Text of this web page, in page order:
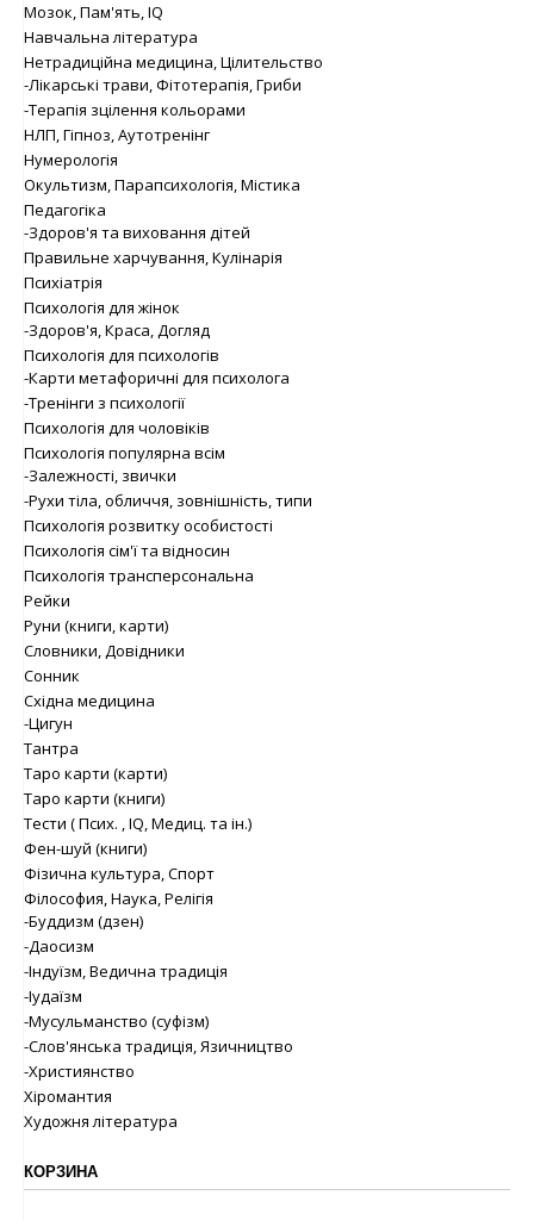
Мозок, Пам'ять, IQ
Навчальна література
Нетрадиційна медицина, Цілительство
-Лікарські трави, Фітотерапія, Гриби
-Терапія зцілення кольорами
НЛП, Гіпноз, Аутотренінг
Нумерологія
Окультизм, Парапсихологія, Містика
Педагогіка
-Здоров'я та виховання дітей
Правильне харчування, Кулінарія
Психіатрія
Психологія для жінок
-Здоров'я, Краса, Догляд
Психологія для психологів
-Карти метафоричні для психолога
-Тренінги з психології
Психологія для чоловіків
Психологія популярна всім
-Залежності, звички
-Рухи тіла, обличчя, зовнішність, типи
Психологія розвитку особистості
Психологія сім'ї та відносин
Психологія трансперсональна
Рейки
Руни (книги, карти)
Словники, Довідники
Сонник
Східна медицина
-Цигун
Тантра
Таро карти (карти)
Таро карти (книги)
Тести ( Псих. , IQ, Медиц. та ін.)
Фен-шуй (книги)
Фізична культура, Спорт
Філософия, Наука, Релігія
-Буддизм (дзен)
-Даосизм
-Індуїзм, Ведична традиція
-Іудаїзм
-Мусульманство (суфізм)
-Слов'янська традиція, Язичництво
-Християнство
Хіромантия
Художня література
КОРЗИНА